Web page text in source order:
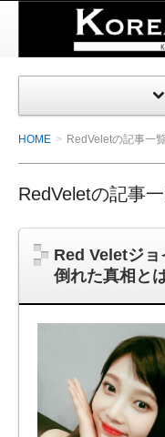
POP・
韓国を
| コリ
アンラ
ブ
HOME RedVeletの記事一覧
RedVeletの記事
Red Veletジョ
倒れた真相と